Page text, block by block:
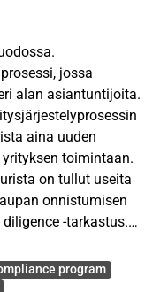
jossa
alan asiantuntijoita.
aina uuden
toimintaan.
on tullut useita
onnistumisen
-tarkastus.
program